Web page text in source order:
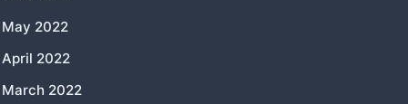
May 2022
April 2022
March 2022